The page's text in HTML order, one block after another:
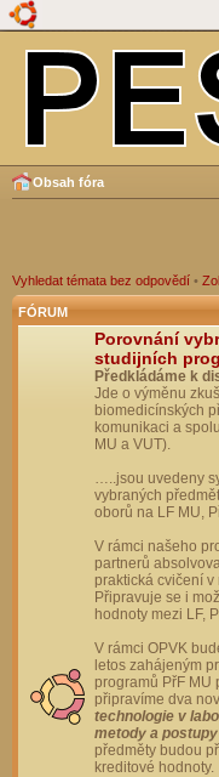
Obsah fóra
Vyhledat témata bez odpovědí •
FÓRUM
Porovnání
studijních
Předkládáme k
Jde o výměnu
biomedicínských
komunikaci a
MU a VUT).
…..jsou uvedeny
vybraných
oborů na LF MU,
V rámci našeho
partnerů
praktická cvičení v
Připravuje se i
hodnoty mezi LF,
V rámci OPVK
letos zahájeným
programů PřF MU
připravíme dva
technologie v
metody a
předměty budou
kreditové hodnoty.